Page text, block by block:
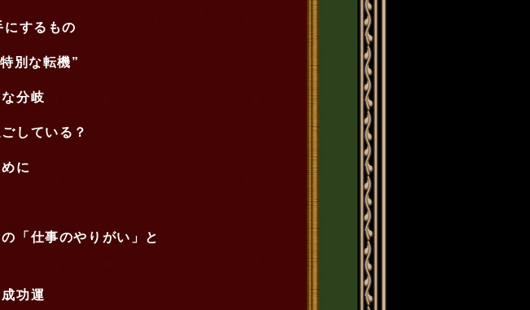
するもの
別な転機”
分岐
している？
に
「仕事のやりがい」と
功運